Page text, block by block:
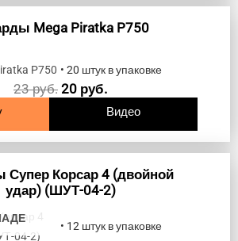
Mega Piratka P750
• 20 штук в упаковке
23руб. 20 руб.
Видео
Супер Корсар 4 (двойной
удар) (ШУТ-04-2)
• 12 штук в упаковке